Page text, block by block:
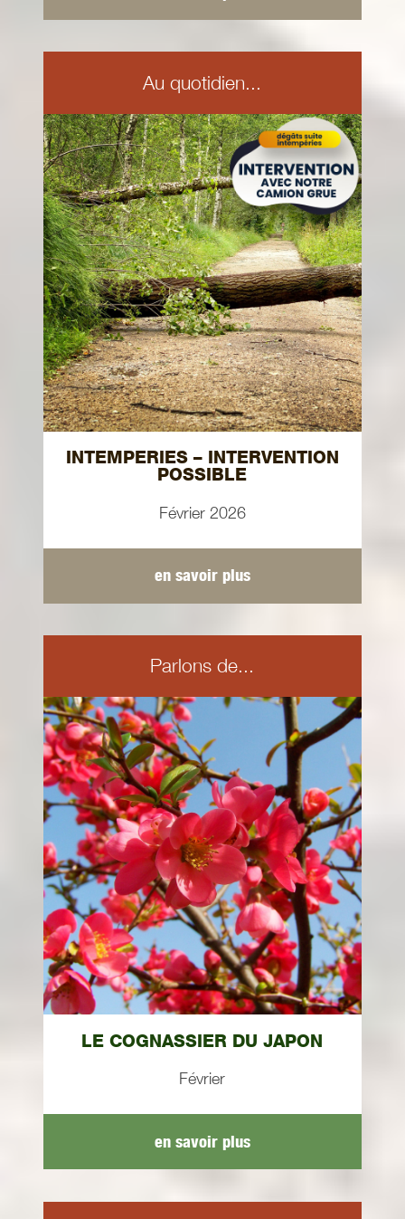
Au quotidien...
INTEMPERIES – INTERVENTION
POSSIBLE
Février 2026
en savoir plus
Parlons de...
LE COGNASSIER DU JAPON
Février
en savoir plus